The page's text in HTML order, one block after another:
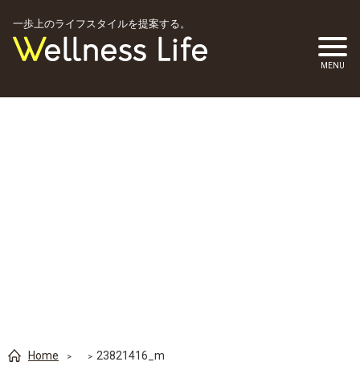
一歩上のライフスタイルを提案する。
Home 23821416_m